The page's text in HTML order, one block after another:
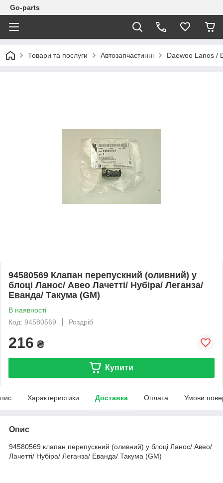
Go-parts
Товари та послуги Автозапчастинні Daewoo Lanos /
94580569 Клапан перепускний (оливний) у
блоці Ланос/ Авео Лачетті/ Нубіра/ Леганза/
Еванда/ Такума (GM)
В наявності
Код: 94580569
Роздріб
216 ₴
Купити
Характеристики Доставка Оплата Умови
Опис
94580569 клапан перепускний (оливний) у блоці Ланос/ Авео/
Лачетті/ Нубіра/ Леганза/ Еванда/ Такума (GM)